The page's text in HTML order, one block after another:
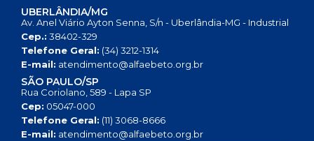
UBERLÂNDIA/MG
Av. Anel Viário Ayton Senna, S/n - Uberlândia-MG - Industrial
Cep.: 38402-329
Telefone Geral: (34) 3212-1314
E-mail: atendimento@alfaebeto.org.br
SÃO PAULO/SP
Rua Coriolano, 589 - Lapa SP
Cep: 05047-000
Telefone Geral: (11) 3068-8666
E-mail: atendimento@alfaebeto.org.br